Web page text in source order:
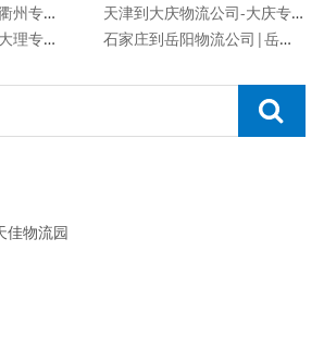
淄博到衢州物流公司-衢州专线
淄博到大理物流公司-大理专线
天津到大庆物流公司-大庆专线
石家庄到岳阳物流公司|岳阳专线
佳物流园